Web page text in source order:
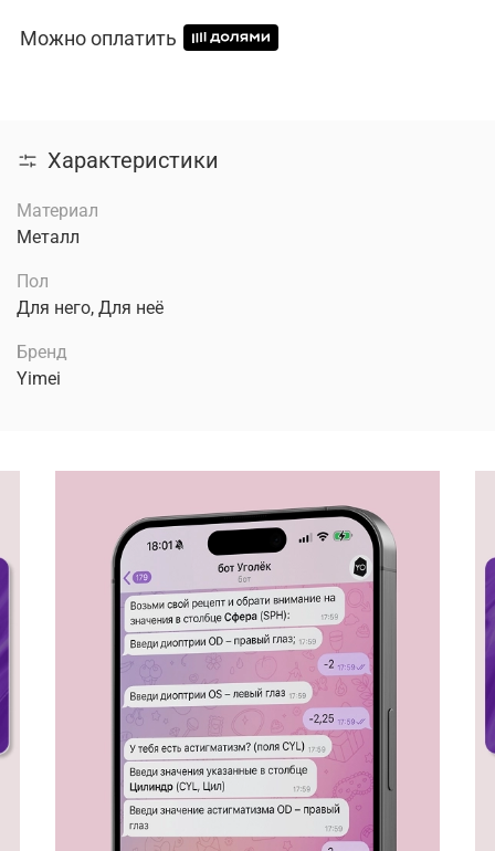
Можно оплатить
Характеристики
Материал
Металл
Пол
Для него, Для неё
Бренд
Yimei